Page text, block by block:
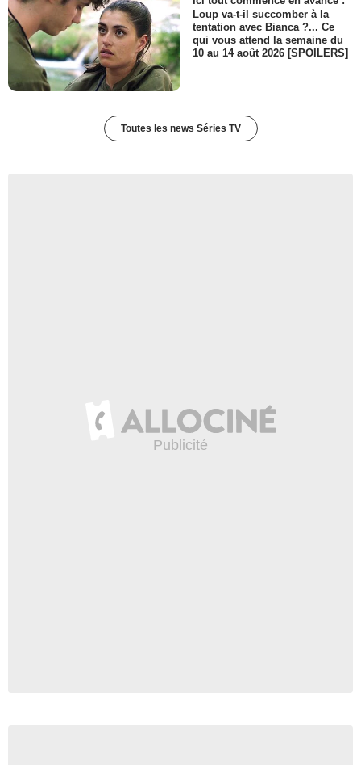
Loup va-t-il succomber à la
tentation avec Bianca ?... Ce
qui vous attend la semaine du
10 au 14 août 2026 [SPOILERS]
Toutes les news Séries TV